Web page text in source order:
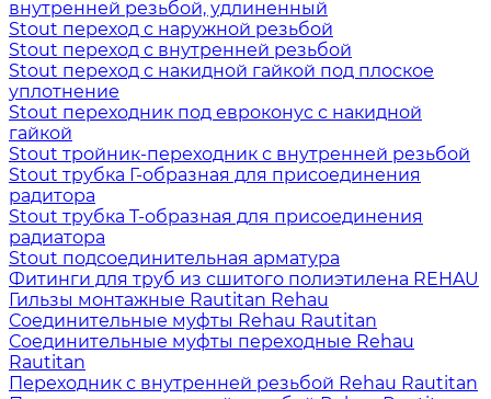
внутренней резьбой, удлиненный
Stout переход с наружной резьбой
Stout переход с внутренней резьбой
Stout переход с накидной гайкой под плоское
уплотнение
Stout переходник под евроконус с накидной
гайкой
Stout тройник-переходник с внутренней резьбой
Stout трубка Г-образная для присоединения
радитора
Stout трубка T-образная для присоединения
радиатора
Stout подсоединительная арматура
Фитинги для труб из сшитого полиэтилена REHAU
Гильзы монтажные Rautitan Rehau
Соединительные муфты Rehau Rautitan
Соединительные муфты переходные Rehau
Rautitan
Переходник с внутренней резьбой Rehau Rautitan